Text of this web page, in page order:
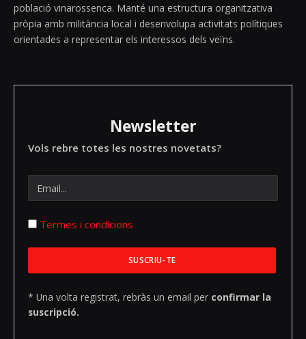
població vinarossenca. Manté una estructura organitzativa
pròpia amb militància local i desenvolupa activitats polítiques
orientades a representar els interessos dels veïns.
Newsletter
Vols rebre totes les nostres novetats?
Termes i condicions
* Una volta registrat, rebràs un email per confirmar la
suscripció.